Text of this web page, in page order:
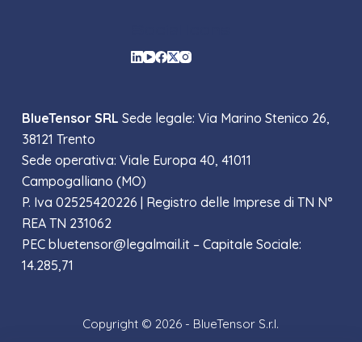
BlueTensor SRL Sede legale: Via Marino Stenico 26,
38121 Trento
Sede operativa: Viale Europa 40, 41011
Campogalliano (MO)
P. Iva 02525420226 | Registro delle Imprese di TN N°
REA TN 231062
PEC bluetensor@legalmail.it – Capitale Sociale:
14.285,71
Copyright © 2026 - BlueTensor S.r.l.